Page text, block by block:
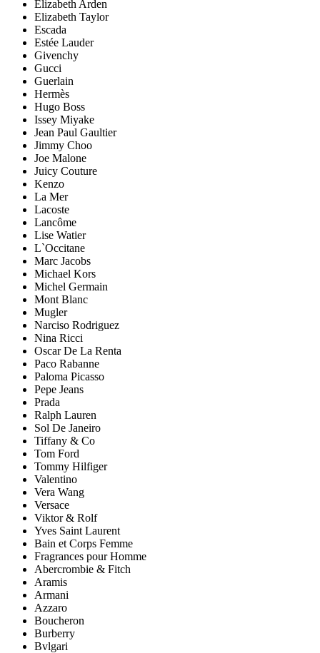
Elizabeth Arden
Elizabeth Taylor
Escada
Estée Lauder
Givenchy
Gucci
Guerlain
Hermès
Hugo Boss
Issey Miyake
Jean Paul Gaultier
Jimmy Choo
Joe Malone
Juicy Couture
Kenzo
La Mer
Lacoste
Lancôme
Lise Watier
L`Occitane
Marc Jacobs
Michael Kors
Michel Germain
Mont Blanc
Mugler
Narciso Rodriguez
Nina Ricci
Oscar De La Renta
Paco Rabanne
Paloma Picasso
Pepe Jeans
Prada
Ralph Lauren
Sol De Janeiro
Tiffany & Co
Tom Ford
Tommy Hilfiger
Valentino
Vera Wang
Versace
Viktor & Rolf
Yves Saint Laurent
Bain et Corps Femme
Fragrances pour Homme
Abercrombie & Fitch
Aramis
Armani
Azzaro
Boucheron
Burberry
Bvlgari